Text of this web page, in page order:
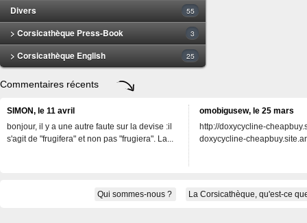
Divers 55
> Corsicathèque Press-Book 3
> Corsicathèque English 25
Commentaires récents
SIMON, le 11 avril
bonjour, il y a une autre faute sur la devise :il
s'agit de "frugifera" et non pas "frugiera". La...
omobigusew, le 25 mars
http://doxycycline-
doxycycline-
Qui sommes-nous ? La Corsicathèque, qu'est-ce